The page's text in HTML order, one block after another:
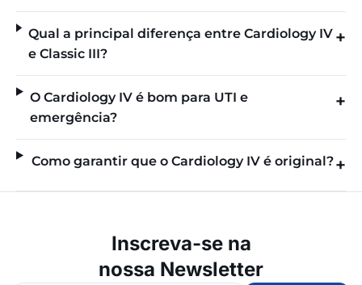
Qual a principal diferença entre Cardiology IV
e Classic III?
O Cardiology IV é bom para UTI e
emergência?
Como garantir que o Cardiology IV é original?
Inscreva-se na
nossa Newsletter